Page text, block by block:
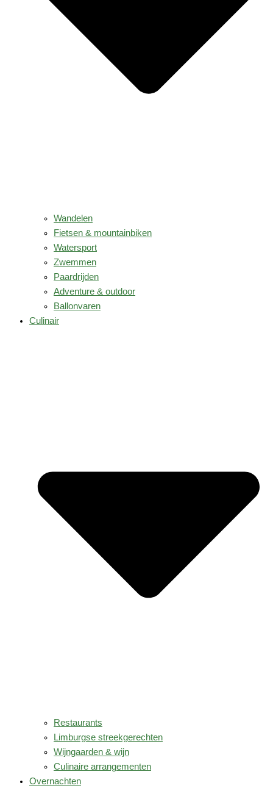
Wandelen
Fietsen & mountainbiken
Watersport
Zwemmen
Paardrijden
Adventure & outdoor
Ballonvaren
Culinair
Restaurants
Limburgse streekgerechten
Wijngaarden & wijn
Culinaire arrangementen
Overnachten